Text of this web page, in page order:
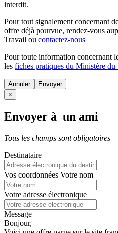
interdit.
Pour tout signalement concernant
offre déjà pourvue, rendez-vous
Travail ou contactez-nous
Pour toute information concernant
les fiches pratiques du Ministère du
Annuler
×
Envoyer à un ami
Tous les champs sont obligatoires
Destinataire
Vos coordonnées Votre nom
Votre adresse électronique
Message
Bonjour,